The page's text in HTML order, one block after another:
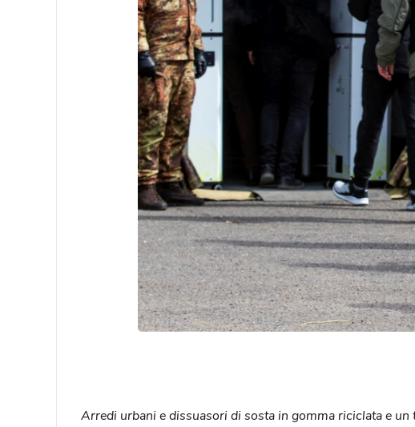
Arredi urbani e dissuasori di sosta in gomma riciclata e